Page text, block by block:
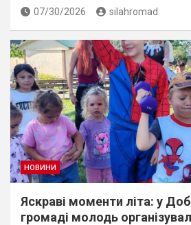
07/30/2026 silahromad
НОВИНИ
Яскраві моменти літа: у
громаді молодь